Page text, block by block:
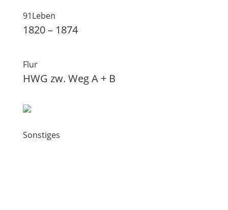
91Leben
1820 – 1874
Flur
HWG zw. Weg A + B
Sonstiges